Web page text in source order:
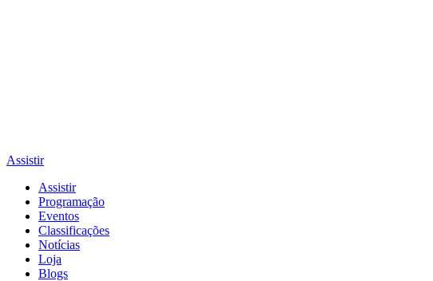
Assistir
Assistir
Programação
Eventos
Classificações
Notícias
Loja
Blogs